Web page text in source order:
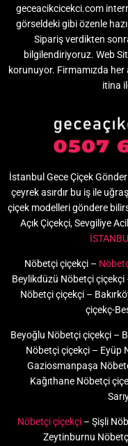
geceacikcicekci.com
görseldeki gibi özenle
Sipariş verdikten
bilgilendiriyoruz. Web
korunuyor. Firmamızda
itina
İstanbul Gece Çiçek
çeyrek asırdır bu iş ile
çiçek modelleri göndere
Açık Çiçekçi, Sevgiliye
Nöbetçi çiçekçi –
Beylikdüzü Nöbetçi çiçekçi
Nöbetçi çiçekçi –
çiçekç-
Beyoğlu Nöbetçi çiçekçi –
Nöbetçi çiçekçi – Eyüp
Gaziosmanpaşa
Kağıthane Nöbetçi
Nöbetçi çiçekçi – Şişli
Zeytinburnu